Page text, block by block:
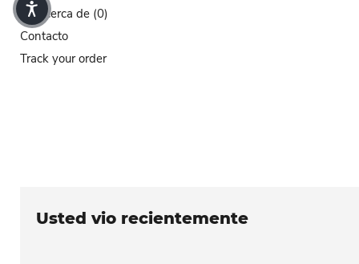
Acerca de (0)
Contacto
Track your order
Usted vio recientemente